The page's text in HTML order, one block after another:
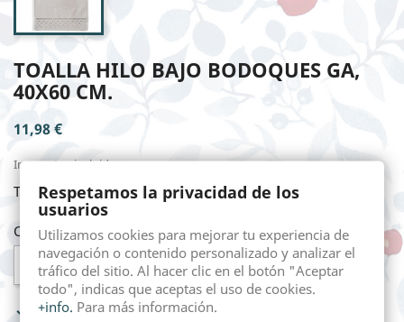
TOALLA HILO BAJO BODOQUES GA,
40X60 CM.
11,98 €
Impuestos incluidos
TOALLA HILO BAJO BODOQUES GA, 40X60 cm.
Cantidad
 AÑADIR AL CARRITO
 In Stock
Respetamos la privacidad de los
usuarios
Utilizamos cookies para mejorar tu experiencia de
navegación o contenido personalizado y analizar el
tráfico del sitio. Al hacer clic en el botón "Aceptar
todo", indicas que aceptas el uso de cookies.
+info. Para más información.